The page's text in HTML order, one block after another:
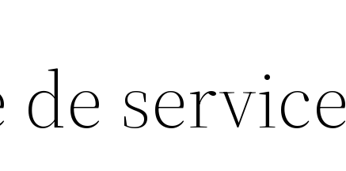
de service